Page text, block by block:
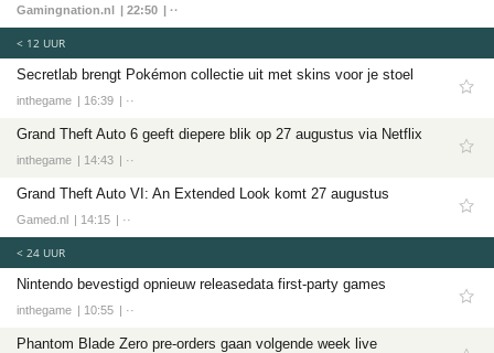
Ajax
Cambuur
Feyenoord
PSV
Twente
Formule 1
Tech
Entertainment
Games
Gamingnation.nl 22:50 ··
< 12 UUR
Secretlab brengt Pokémon collectie uit met skins voor je stoel
inthegame 16:39 ··
Grand Theft Auto 6 geeft diepere blik op 27 augustus via Netflix
inthegame 14:43 ··
Grand Theft Auto VI: An Extended Look komt 27 augustus
Gamed.nl 14:15 ··
< 24 UUR
Nintendo bevestigd opnieuw releasedata first-party games
inthegame 10:55 ··
Phantom Blade Zero pre-orders gaan volgende week live